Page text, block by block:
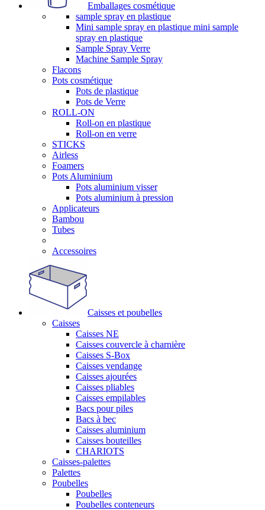
Emballages cosmétique
sample spray en plastique
Mini sample spray en plastique mini sample
spray en plastique
Sample Spray Verre
Machine Sample Spray
Flacons
Pots cosmétique
Pots de plastique
Pots de Verre
ROLL-ON
Roll-on en plastique
Roll-on en verre
STICKS
Airless
Foamers
Pots Aluminium
Pots aluminium visser
Pots aluminium à pression
Applicateurs
Bambou
Tubes
Accessoires
Caisses et poubelles
Caisses
Caisses NE
Caisses couvercle à charnière
Caisses S-Box
Caisses vendange
Caisses ajourées
Caisses pliables
Caisses empilables
Bacs pour piles
Bacs à bec
Caisses aluminium
Caisses bouteilles
CHARIOTS
Caisses-palettes
Palettes
Poubelles
Poubelles
Poubelles conteneurs